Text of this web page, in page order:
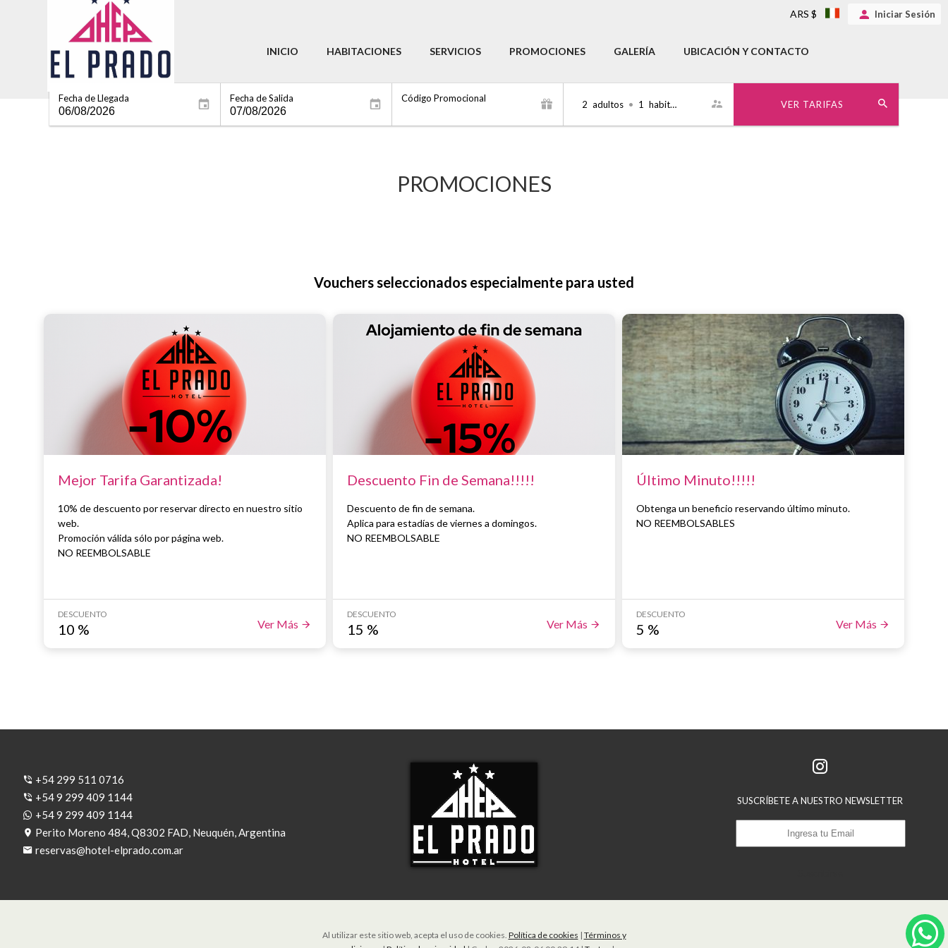
INICIO HABITACIONES SERVICIOS PROMOCIONES GALERÍA UBICACIÓN Y CONTACTO
ARS $ Iniciar Sesión
Fecha de Llegada Fecha de Salida Código Promocional
2 adultos • 1 habitación VER TARIFAS
PROMOCIONES
Vouchers seleccionados especialmente para usted
Mejor Tarifa Garantizada!
10% de descuento por reservar directo en nuestro sitio
web.
Promoción válida sólo por página web.
NO REEMBOLSABLE
DESCUENTO
10 % Ver Más
Descuento Fin de Semana!!!!!
Descuento de fin de semana.
Aplica para estadías de viernes a domingos.
NO REEMBOLSABLE
DESCUENTO
15 % Ver Más
Último Minuto!!!!!
Obtenga un beneficio reservando último minuto.
NO REEMBOLSABLES
DESCUENTO
5 % Ver Más
+54 299 511 0716
+54 9 299 409 1144
+54 9 299 409 1144
Perito Moreno 484, Q8302 FAD, Neuquén, Argentina
reservas@hotel-elprado.com.ar
SUSCRÍBETE A NUESTRO NEWSLETTER
Al utilizar este sitio web, acepta el uso de cookies. Política de cookies | Términos y